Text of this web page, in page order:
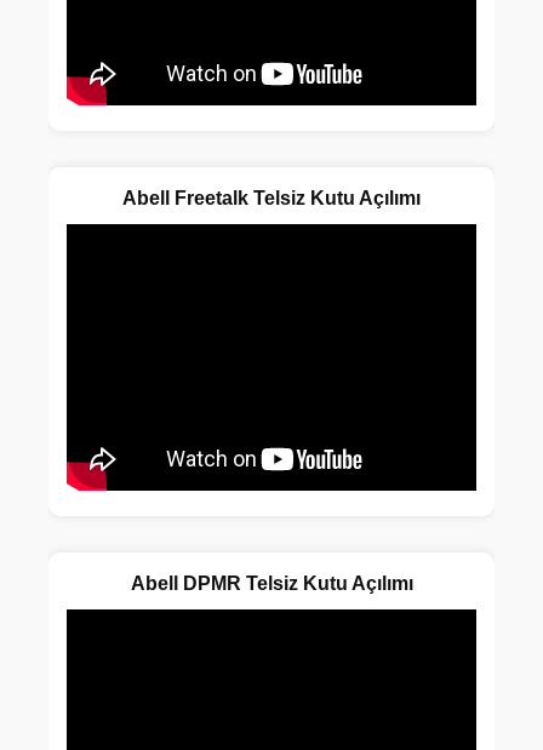
Abell Freetalk Telsiz Kutu Açılımı
Abell DPMR Telsiz Kutu Açılımı